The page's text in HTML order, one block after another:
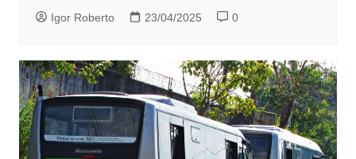
Igor Roberto 23/04/2025 0